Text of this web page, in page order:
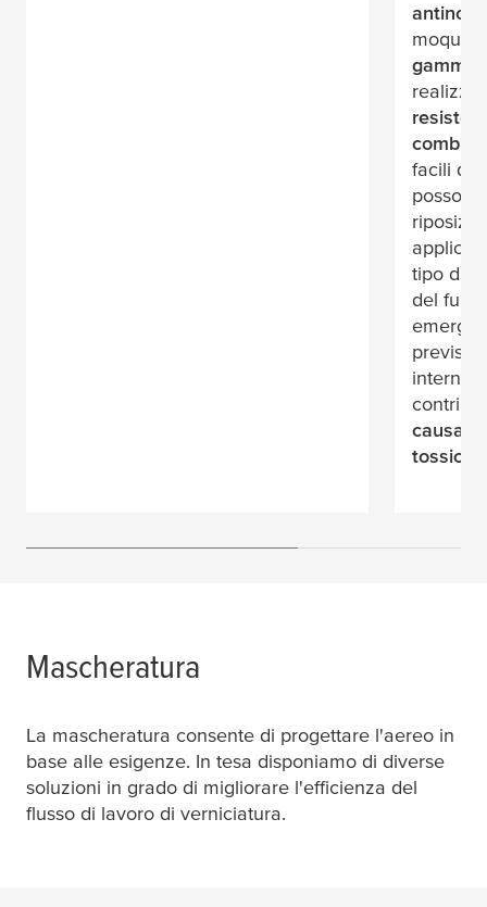
gamma
facili da
tipo di
del
previsto
causati
tossici
Mascheratura
La mascheratura consente di progettare l'aereo in
base alle esigenze. In tesa disponiamo di diverse
soluzioni in grado di migliorare l'efficienza del
flusso di lavoro di verniciatura.